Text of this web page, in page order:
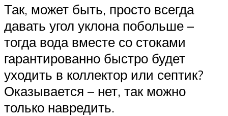
Так, может быть, просто всегда
давать угол уклона побольше –
тогда вода вместе со стоками
гарантированно быстро будет
уходить в коллектор или септик?
Оказывается – нет, так можно
только навредить.